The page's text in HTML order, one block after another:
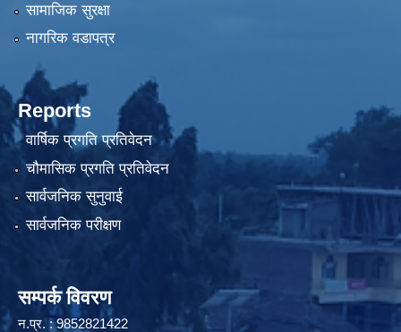
सामाजिक सुरक्षा
नागरिक वडापत्र
Reports
वार्षिक प्रगति प्रतिवेदन
चौमासिक प्रगति प्रतिवेदन
सार्वजनिक सुनुवाई
सार्वजनिक परीक्षण
सम्पर्क विवरण
न.प्र. : 9852821422